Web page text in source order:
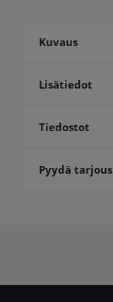
Kuvaus
Lisätiedot
Tiedostot
Pyydä tarjous